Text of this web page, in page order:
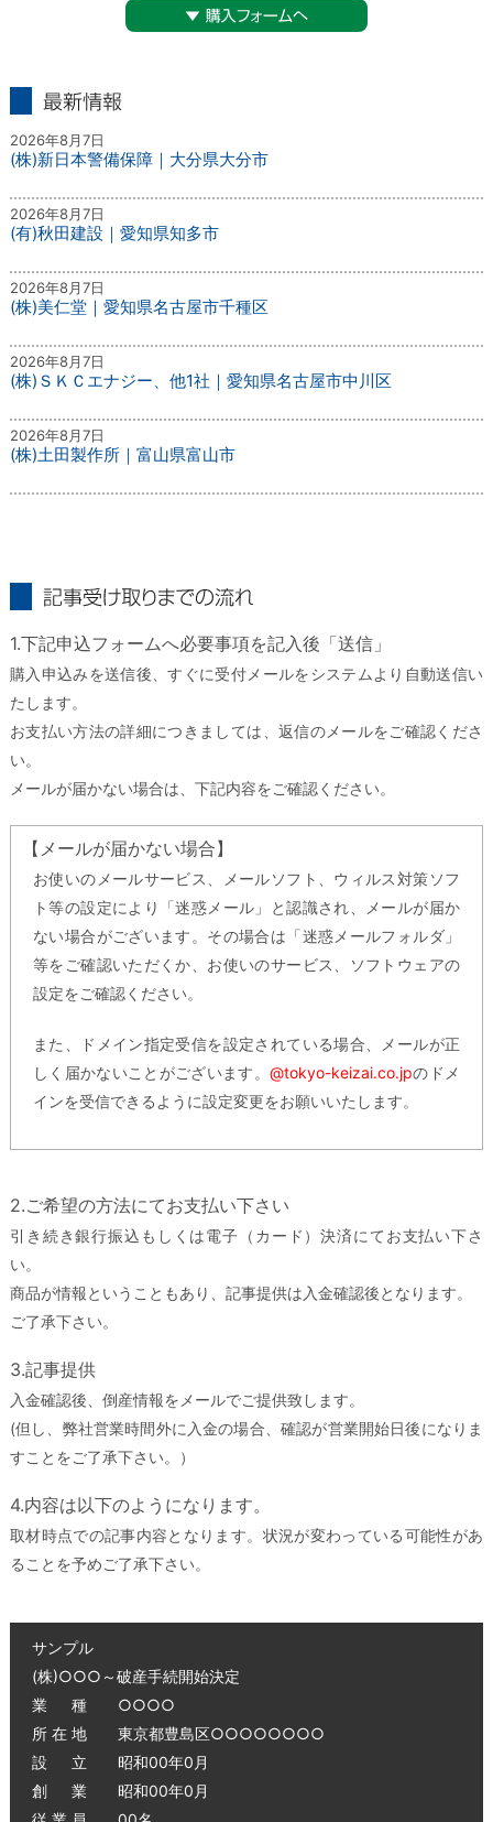
2026年8月7日
(株)新日本警備保障｜大分県大分市
2026年8月7日
(有)秋田建設｜愛知県知多市
2026年8月7日
(株)美仁堂｜愛知県名古屋市千種区
2026年8月7日
(株)ＳＫＣエナジー、他1社｜愛知県名古屋市中川区
2026年8月7日
(株)土田製作所｜富山県富山市
1.下記申込フォームへ必要事項を記入後「送信」
購入申込みを送信後、すぐに受付メールをシステムより自動送信い
たします。
お支払い方法の詳細につきましては、返信のメールをご確認くださ
い。
メールが届かない場合は、下記内容をご確認ください。
【メールが届かない場合】
お使いのメールサービス、メールソフト、ウィルス対策ソフ
ト等の設定により「迷惑メール」と認識され、メールが届か
ない場合がございます。その場合は「迷惑メールフォルダ」
等をご確認いただくか、お使いのサービス、ソフトウェアの
設定をご確認ください。
また、ドメイン指定受信を設定されている場合、メールが正
しく届かないことがございます。@tokyo-keizai.co.jpのドメ
インを受信できるように設定変更をお願いいたします。
2.ご希望の方法にてお支払い下さい
引き続き銀行振込もしくは電子（カード）決済にてお支払い下さ
い。
商品が情報ということもあり、記事提供は入金確認後となります。
ご了承下さい。
3.記事提供
入金確認後、倒産情報をメールでご提供致します。
(但し、弊社営業時間外に入金の場合、確認が営業開始日後になりま
すことをご了承下さい。）
4.内容は以下のようになります。
取材時点での記事内容となります。状況が変わっている可能性があ
ることを予めご了承下さい。
サンプル
(株)○○○～破産手続開始決定
業 種 ○○○○
所 在 地 東京都豊島区○○○○○○○○
設 立 昭和00年0月
創 業 昭和00年0月